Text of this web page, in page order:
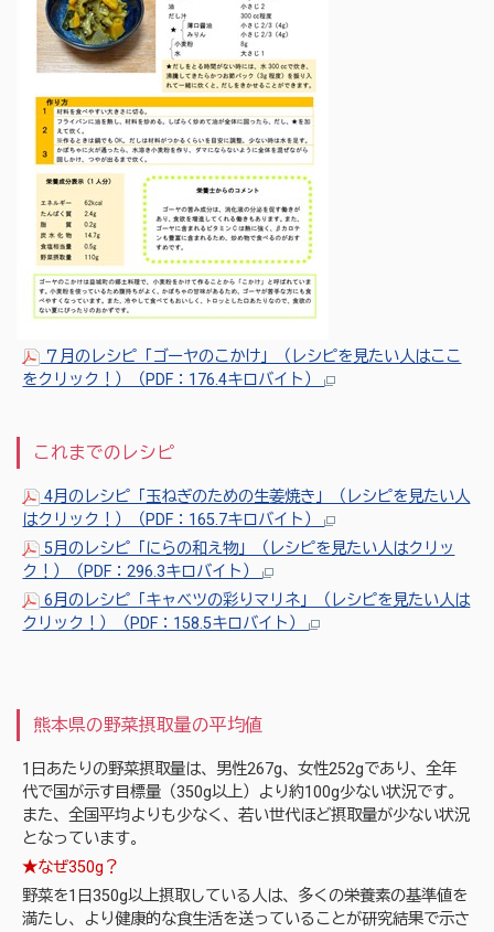
７月のレシピ「ゴーヤのこかけ」（レシピを見たい人はここ
をクリック！）（PDF：176.4キロバイト）
これまでのレシピ
4月のレシピ「玉ねぎのための生姜焼き」（レシピを見たい人
はクリック！）（PDF：165.7キロバイト）
5月のレシピ「にらの和え物」（レシピを見たい人はクリッ
ク！）（PDF：296.3キロバイト）
6月のレシピ「キャベツの彩りマリネ」（レシピを見たい人は
クリック！）（PDF：158.5キロバイト）
熊本県の野菜摂取量の平均値
1日あたりの野菜摂取量は、男性267g、女性252gであり、全年
代で国が示す目標量（350g以上）より約100g少ない状況です。
また、全国平均よりも少なく、若い世代ほど摂取量が少ない状況
となっています。
★なぜ350g？
野菜を1日350g以上摂取している人は、多くの栄養素の基準値を
満たし、より健康的な食生活を送っていることが研究結果で示さ